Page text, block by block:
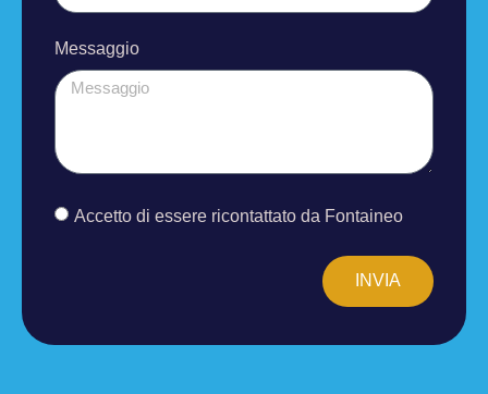
Messaggio
Accetto di essere ricontattato da Fontaineo
INVIA